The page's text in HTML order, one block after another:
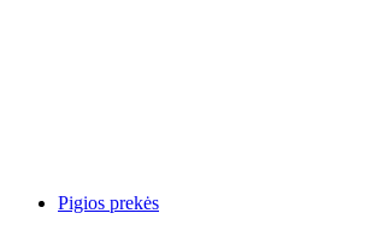
Pigios prekės